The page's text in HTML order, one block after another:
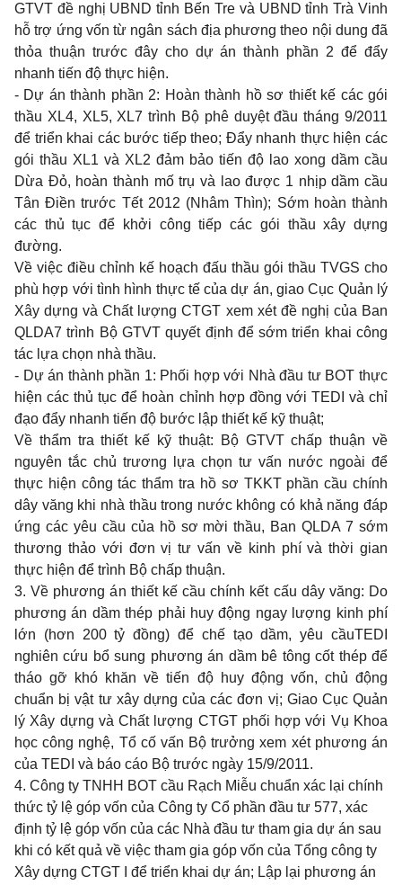
GTVT đề nghị UBND tỉnh Bến Tre và UBND tỉnh Trà Vinh
hỗ trợ ứng vốn từ ngân sách địa phương theo nội dung đã
thỏa thuận trước đây cho dự án thành phần 2 để đẩy
nhanh tiến độ thực hiện.
- Dự án thành phần 2: Hoàn thành hồ sơ thiết kế các gói
thầu XL4, XL5, XL7 trình Bộ phê duyệt đầu tháng 9/2011
để triển khai các bước tiếp theo; Đẩy nhanh thực hiện các
gói thầu XL1 và XL2 đảm bảo tiến độ lao xong dầm cầu
Dừa Đỏ, hoàn thành mố trụ và lao được 1 nhịp dầm cầu
Tân Điền trước Tết 2012 (Nhâm Thìn); Sớm hoàn thành
các thủ tục để khởi công tiếp các gói thầu xây dựng
đường.
Về việc điều chỉnh kế hoạch đấu thầu gói thầu TVGS cho
phù hợp với tình hình thực tế của dự án, giao Cục Quản lý
Xây dựng và Chất lượng CTGT xem xét đề nghị của Ban
QLDA7 trình Bộ GTVT quyết định để sớm triển khai công
tác lựa chọn nhà thầu.
- Dự án thành phần 1: Phối hợp với Nhà đầu tư BOT thực
hiện các thủ tục để hoàn chỉnh hợp đồng với TEDI và chỉ
đạo đẩy nhanh tiến độ bước lập thiết kế kỹ thuật;
Về thẩm tra thiết kế kỹ thuật: Bộ GTVT chấp thuận về
nguyên tắc chủ trương lựa chọn tư vấn nước ngoài để
thực hiện công tác thẩm tra hồ sơ TKKT phần cầu chính
dây văng khi nhà thầu trong nước không có khả năng đáp
ứng các yêu cầu của hồ sơ mời thầu, Ban QLDA 7 sớm
thương thảo với đơn vị tư vấn về kinh phí và thời gian
thực hiện để trình Bộ chấp thuận.
3. Về phương án thiết kế cầu chính kết cấu dây văng: Do
phương án dầm thép phải huy động ngay lượng kinh phí
lớn (hơn 200 tỷ đồng) để chế tạo dầm, yêu cầuTEDI
nghiên cứu bổ sung phương án dầm bê tông cốt thép để
tháo gỡ khó khăn về tiến độ huy động vốn, chủ động
chuẩn bị vật tư xây dựng của các đơn vị; Giao Cục Quản
lý Xây dựng và Chất lượng CTGT phối hợp với Vụ Khoa
học công nghệ, Tổ cố vấn Bộ trưởng xem xét phương án
của TEDI và báo cáo Bộ trước ngày 15/9/2011.
4. Công ty TNHH BOT cầu Rạch Miễu chuẩn xác lại chính
thức tỷ lệ góp vốn của Công ty Cổ phần đầu tư 577, xác
định tỷ lệ góp vốn của các Nhà đầu tư tham gia dự án sau
khi có kết quả về việc tham gia góp vốn của Tổng công ty
Xây dựng CTGT I để triển khai dự án; Lập lại phương án